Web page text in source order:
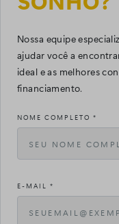
Nossa equipe
ajudar você a
ideal e as melhores
financiamento.
NOME COMPLETO *
E-MAIL *